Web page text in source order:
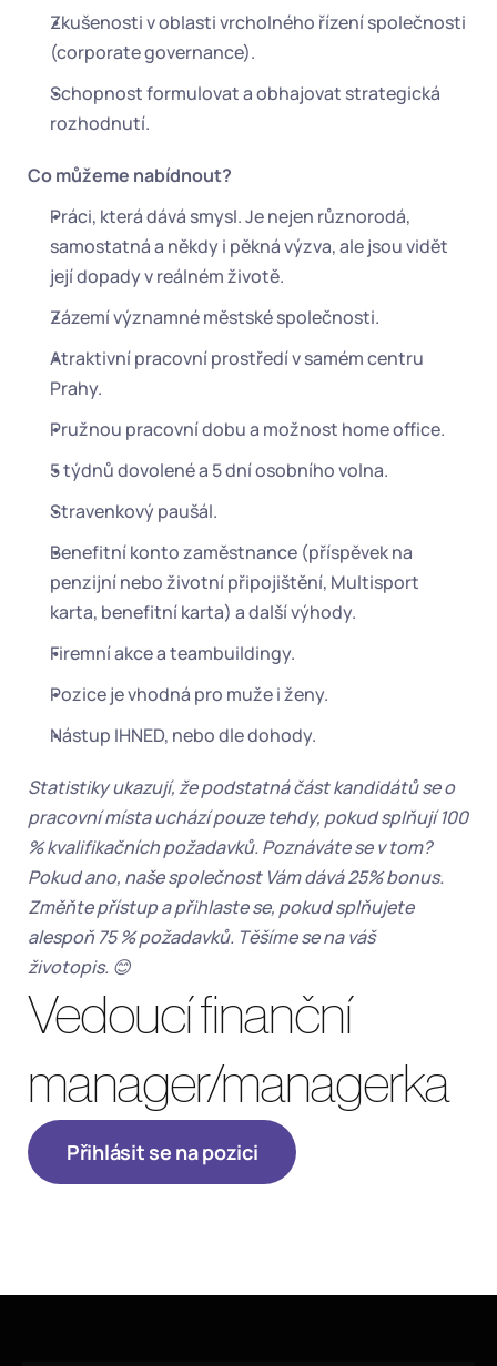
Vedoucí finanční
manager/managerka
Přihlásit se na pozici
Zkušenosti v oblasti vrcholného řízení společnosti
(corporate governance).
Schopnost formulovat a obhajovat strategická
rozhodnutí.
Co můžeme nabídnout?
Práci, která dává smysl. Je nejen různorodá,
samostatná a někdy i pěkná výzva, ale jsou vidět
její dopady v reálném životě.
Zázemí významné městské společnosti.
Atraktivní pracovní prostředí v samém centru
Prahy.
Pružnou pracovní dobu a možnost home office.
5 týdnů dovolené a 5 dní osobního volna.
Stravenkový paušál.
Benefitní konto zaměstnance (příspěvek na
penzijní nebo životní připojištění, Multisport
karta, benefitní karta) a další výhody.
Firemní akce a teambuildingy.
Pozice je vhodná pro muže i ženy.
Nástup IHNED, nebo dle dohody.
Statistiky ukazují, že podstatná část kandidátů se o
pracovní místa uchází pouze tehdy, pokud splňují 100
% kvalifikačních požadavků. Poznáváte se v tom?
Pokud ano, naše společnost Vám dává 25% bonus.
Změňte přístup a přihlaste se, pokud splňujete
alespoň 75 % požadavků. Těšíme se na váš
životopis. 😊